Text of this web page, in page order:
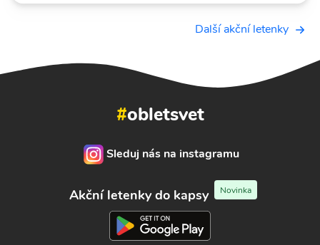
Další akční letenky
#obletsvet
Sleduj nás na instagramu
Akční letenky do kapsy Novinka